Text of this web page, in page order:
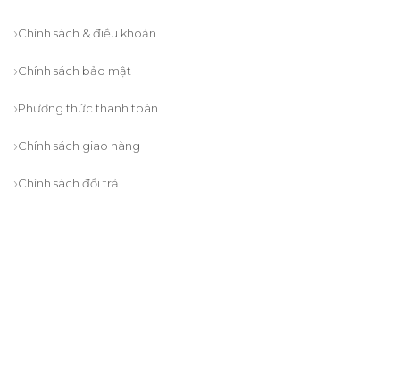
Chính sách & điều khoản
Chính sách bảo mật
Phương thức thanh toán
Chính sách giao hàng
Chính sách đổi trả